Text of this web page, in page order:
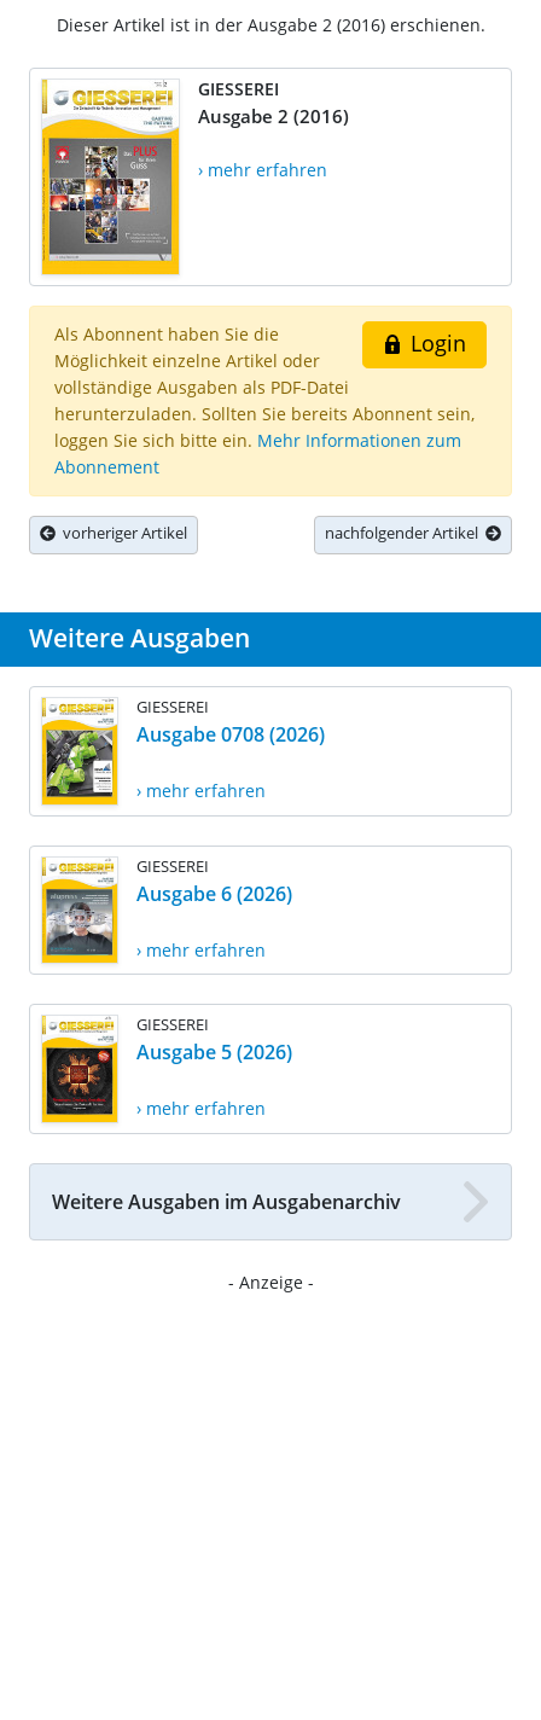
Dieser Artikel ist in der Ausgabe 2 (2016) erschienen.
GIESSEREI
Ausgabe 2 (2016)
› mehr erfahren
Login
Als Abonnent haben Sie die
Möglichkeit einzelne Artikel oder
vollständige Ausgaben als PDF-Datei
herunterzuladen. Sollten Sie bereits Abonnent sein,
loggen Sie sich bitte ein. Mehr Informationen zum
Abonnement
vorheriger Artikel nachfolgender Artikel
Weitere Ausgaben
GIESSEREI
Ausgabe 0708 (2026)
› mehr erfahren
GIESSEREI
Ausgabe 6 (2026)
› mehr erfahren
GIESSEREI
Ausgabe 5 (2026)
› mehr erfahren
Weitere Ausgaben im Ausgabenarchiv
- Anzeige -